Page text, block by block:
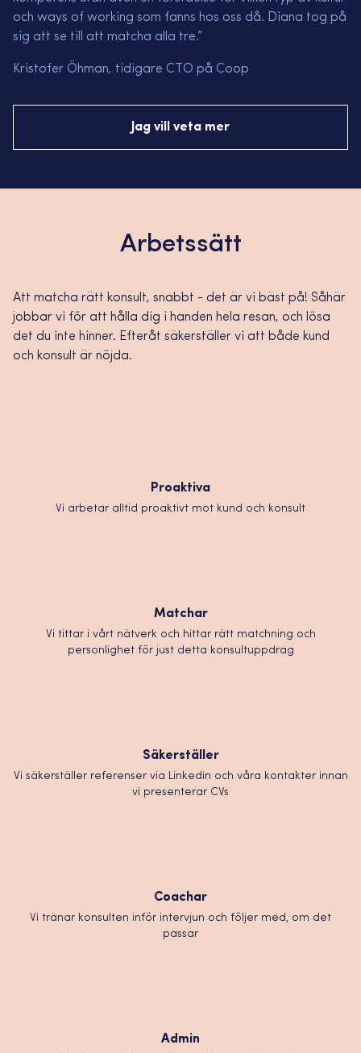
och ways of working som fanns hos oss då. Diana tog på
sig att se till att matcha alla tre.”
Kristofer Öhman, tidigare CTO på Coop
Jag vill veta mer
Arbetssätt
Att matcha rätt konsult, snabbt - det är vi bäst på! Såhär
jobbar vi för att hålla dig i handen hela resan, och lösa
det du inte hinner. Efteråt säkerställer vi att både kund
och konsult är nöjda.
Proaktiva
Vi arbetar alltid proaktivt mot kund och konsult
Matchar
Vi tittar i vårt nätverk och hittar rätt matchning och
personlighet för just detta konsultuppdrag
Säkerställer
Vi säkerställer referenser via Linkedin och våra kontakter innan
vi presenterar CVs
Coachar
Vi tränar konsulten inför intervjun och följer med, om det
passar
Admin